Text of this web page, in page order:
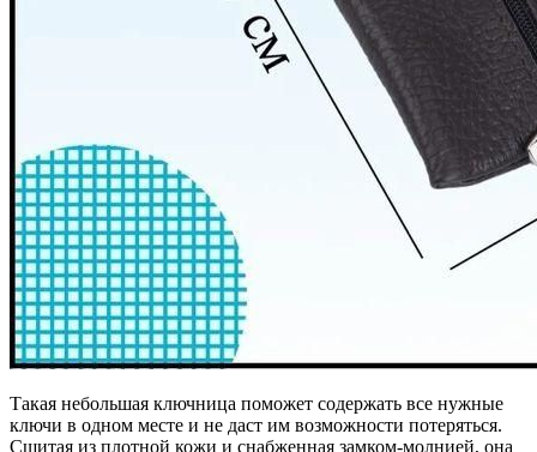
Такая небольшая ключница поможет содержать все нужные
ключи в одном месте и не даст им возможности потеряться.
Сшитая из плотной кожи и снабженная замком-молнией, она